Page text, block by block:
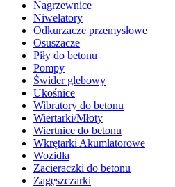
Nagrzewnice
Niwelatory
Odkurzacze przemysłowe
Osuszacze
Piły do betonu
Pompy
Świder glebowy
Ukośnice
Wibratory do betonu
Wiertarki/Młoty
Wiertnice do betonu
Wkrętarki Akumlatorowe
Wozidła
Zacieraczki do betonu
Zagęszczarki